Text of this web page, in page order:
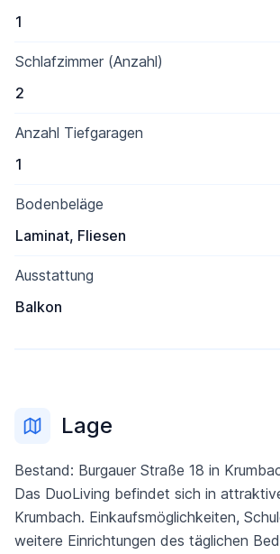
1
Schlafzimmer (Anzahl)
2
Anzahl Tiefgaragen
1
Bodenbeläge
Laminat, Fliesen
Ausstattung
Balkon
Lage
Bestand: Burgauer Straße 18 in
Das DuoLiving befindet sich in
Krumbach. Einkaufsmöglichkeiten,
weitere Einrichtungen des täglichen